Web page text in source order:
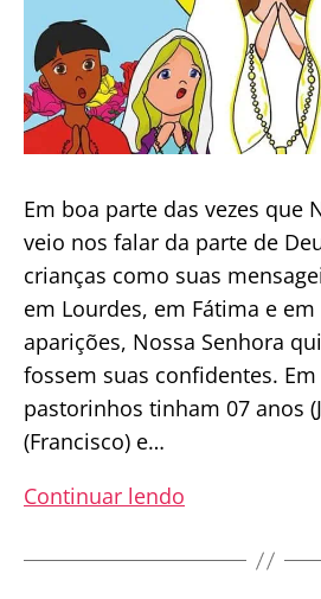
São
José
Em boa parte das vezes que
veio nos falar da parte de
crianças como suas
em Lourdes, em Fátima e
aparições, Nossa Senhora
fossem suas confidentes.
pastorinhos tinham 07 anos
(Francisco) e…
Continuar lendo
fazer